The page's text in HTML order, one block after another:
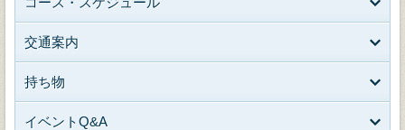
交通案内
持ち物
イベントQ&A